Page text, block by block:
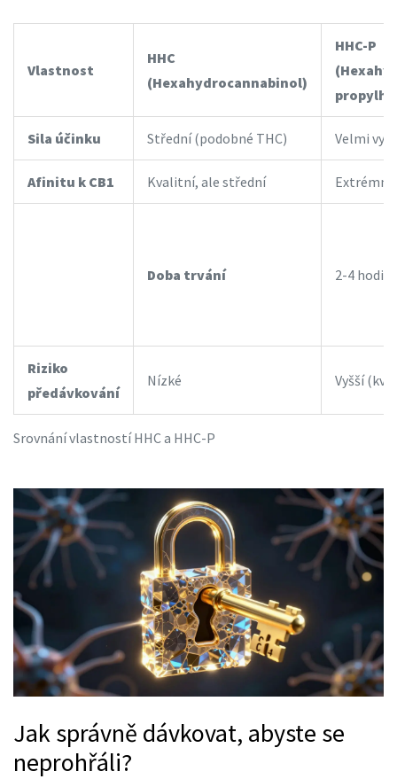
Srovnání vlastností HHC a HHC-P
Vlastnost
HHC
(Hexahydrocannabinol)
HHC-P
Sila účinku Střední (podobné THC) Velmi
Afinitu k CB1 Kvalitní, ale střední Extrémní
Doba trvání 2-4 hodiny
Riziko
předávkování
Nízké Vyšší
Jak správně dávkovat, abyste se
neprohřáli?